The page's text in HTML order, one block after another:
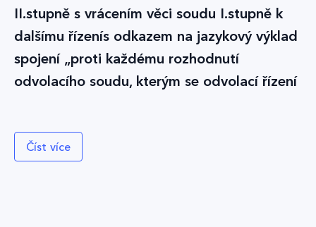
II.stupně s vrácením věci soudu I.stupně k
dalšímu řízenís odkazem na jazykový výklad
spojení „proti každému rozhodnutí
odvolacího soudu, kterým se odvolací řízení
účelem soudního řízení.
Číst více